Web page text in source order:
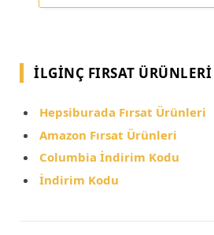
İLGINÇ FIRSAT ÜRÜNLERI
Hepsiburada Fırsat Ürünleri
Amazon Fırsat Ürünleri
Columbia İndirim Kodu
İndirim Kodu